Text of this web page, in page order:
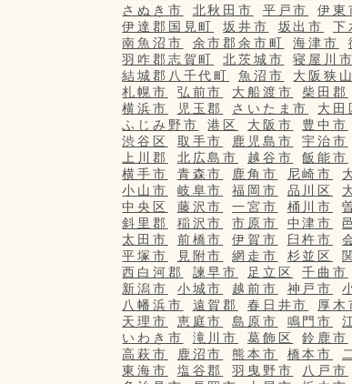
さぬき市
北秋田市 平戸市 伊東
伊達郡国見町
坂井市 坂出市 下
南魚沼市
余市郡余市町 海津市
羽咋郡志賀町
北茨城市 寝屋川市
結城郡八千代町
魚沼市 大阪狭
札幌市
弘前市 大船渡市 柴田郡
横浜市
児玉郡 さいたま市 大田
ふじみ野市
港区 大阪市 豊中市
渋谷区
取手市 鹿児島市 宇治市
上川郡
北広島市 越谷市 飯能市
横手市
青森市 鹿角市 尼崎市
小山市
岐阜市 福岡市 品川区
中央区
藤沢市 一宮市 桶川市
斜里郡
稲沢市 市原市 中津市
太田市
前橋市 伊賀市 臼杵市
平塚市
見附市 網走市 杉並区
西白河郡
諫早市 足立区 千曲市
新潟市
小城市 越前市 神戸市
八幡浜市
遠賀郡 春日井市 厚木
天理市
恵庭市 島原市 鳴門市
いわき市
滝川市 葛飾区 鈴鹿市
高萩市
鹿沼市 熊本市 橋本市
東海市
塩谷郡 羽曳野市 八戸市